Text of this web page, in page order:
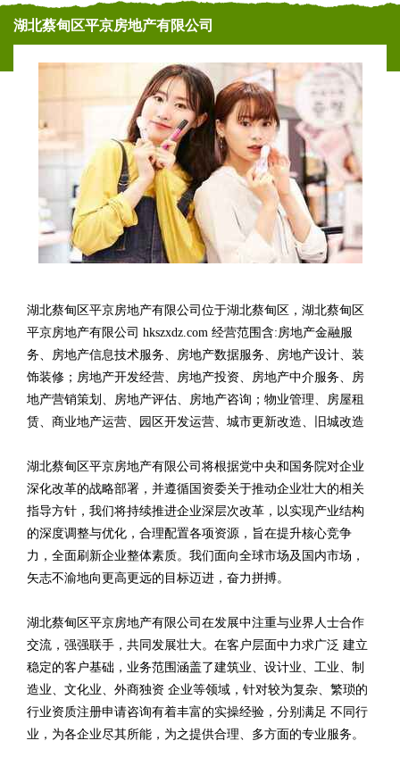
湖北蔡甸区平京房地产有限公司
湖北蔡甸区平京房地产有限公司位于湖北蔡甸区，湖北蔡甸区
平京房地产有限公司 hkszxdz.com 经营范围含:房地产金融服
务、房地产信息技术服务、房地产数据服务、房地产设计、装
饰装修；房地产开发经营、房地产投资、房地产中介服务、房
地产营销策划、房地产评估、房地产咨询；物业管理、房屋租
赁、商业地产运营、园区开发运营、城市更新改造、旧城改造
湖北蔡甸区平京房地产有限公司将根据党中央和国务院对企业
深化改革的战略部署，并遵循国资委关于推动企业壮大的相关
指导方针，我们将持续推进企业深层次改革，以实现产业结构
的深度调整与优化，合理配置各项资源，旨在提升核心竞争
力，全面刷新企业整体素质。我们面向全球市场及国内市场，
矢志不渝地向更高更远的目标迈进，奋力拼搏。
湖北蔡甸区平京房地产有限公司在发展中注重与业界人士合作
交流，强强联手，共同发展壮大。在客户层面中力求广泛 建立
稳定的客户基础，业务范围涵盖了建筑业、设计业、工业、制
造业、文化业、外商独资 企业等领域，针对较为复杂、繁琐的
行业资质注册申请咨询有着丰富的实操经验，分别满足 不同行
业，为各企业尽其所能，为之提供合理、多方面的专业服务。